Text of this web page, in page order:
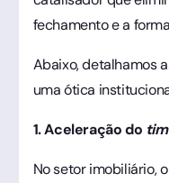
fechamento e a
Abaixo, detalhamos
uma ótica
1. Aceleração do
No setor imobiliário,